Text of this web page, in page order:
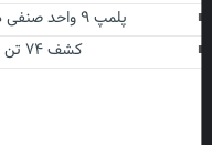
پلمپ ۹ واحد صنفی در بوشهر بدلیل تبلیغات نامتعارف
کشف ۷۴ تن برنج احتکار شده در بوشهر